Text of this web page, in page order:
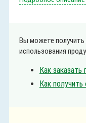
Вы можете получить
использования
Как
Как получить